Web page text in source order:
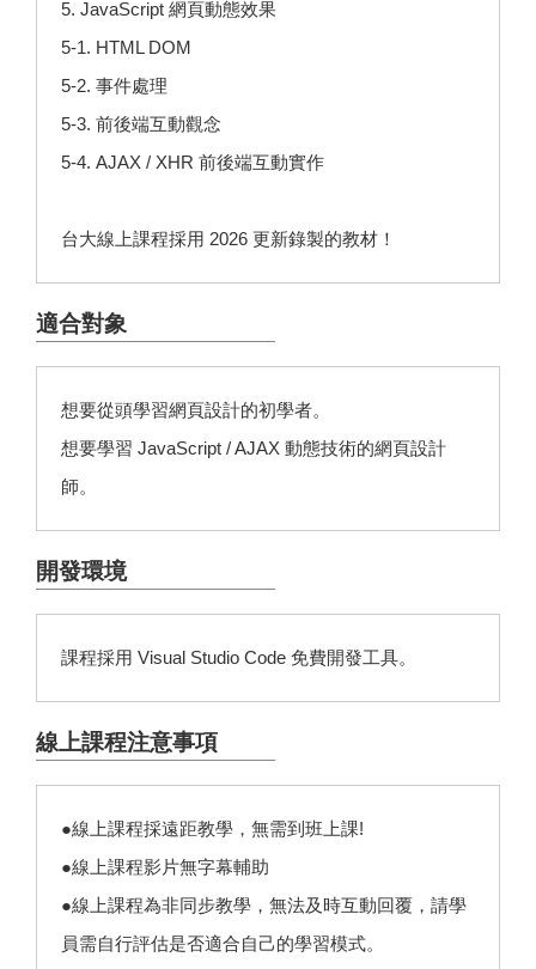
5. JavaScript 網頁動態效果
5-1. HTML DOM
5-2. 事件處理
5-3. 前後端互動觀念
5-4. AJAX / XHR 前後端互動實作
台大線上課程採用 2026 更新錄製的教材！
適合對象
想要從頭學習網頁設計的初學者。
想要學習 JavaScript / AJAX 動態技術的網頁設計
師。
開發環境
課程採用 Visual Studio Code 免費開發工具。
線上課程注意事項
●線上課程採遠距教學，無需到班上課!
●線上課程影片無字幕輔助
●線上課程為非同步教學，無法及時互動回覆，請學
員需自行評估是否適合自己的學習模式。